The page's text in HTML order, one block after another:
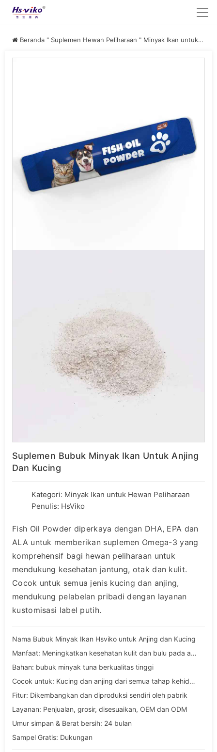
Beranda " Suplemen Hewan Peliharaan " Minyak Ikan untuk Hewan Peliharaan
Suplemen Bubuk Minyak Ikan Untuk Anjing
Dan Kucing
Kategori: Minyak Ikan untuk Hewan Peliharaan
Penulis: HsViko
Fish Oil Powder diperkaya dengan DHA, EPA dan
ALA untuk memberikan suplemen Omega-3 yang
komprehensif bagi hewan peliharaan untuk
mendukung kesehatan jantung, otak dan kulit.
Cocok untuk semua jenis kucing dan anjing,
mendukung pelabelan pribadi dengan layanan
kustomisasi label putih.
Nama Bubuk Minyak Ikan Hsviko untuk Anjing dan Kucing
Manfaat: Meningkatkan kesehatan kulit dan bulu pada anjing dan kucing
Bahan: bubuk minyak tuna berkualitas tinggi
Cocok untuk: Kucing dan anjing dari semua tahap kehidupan
Fitur: Dikembangkan dan diproduksi sendiri oleh pabrik
Layanan: Penjualan, grosir, disesuaikan, OEM dan ODM
Umur simpan & Berat bersih: 24 bulan
Sampel Gratis: Dukungan